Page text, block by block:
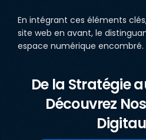
En intégrant ces éléments
site web en avant, le
espace numérique encombré.
De la Stratégie
Découvrez